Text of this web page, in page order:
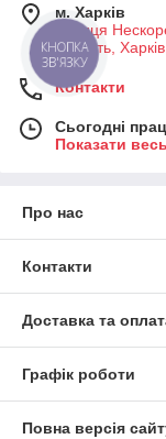
м. Харків
Вулиця
область,
Контакти
Сьогодні
Показати
Про нас
Контакти
Доставка та
Графік роботи
Повна версія
КНОПКА
ЗВ'ЯЗКУ